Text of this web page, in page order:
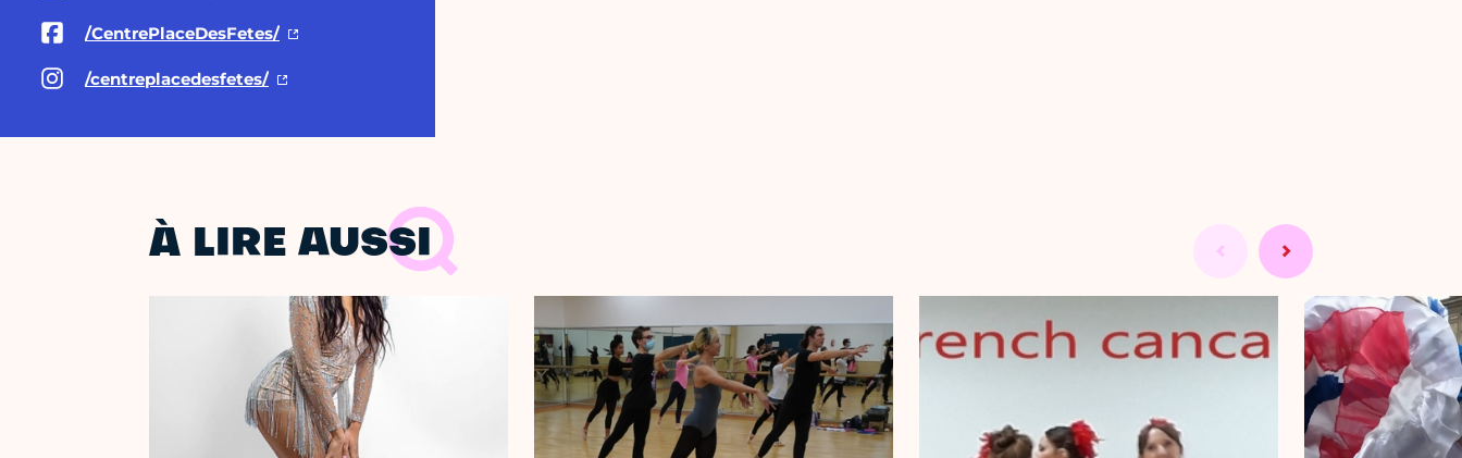
/CentrePlaceDesFetes/
/centreplacedesfetes/
À LIRE AUSSI